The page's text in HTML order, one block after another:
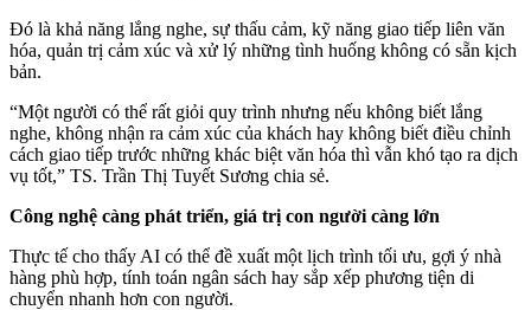
Đó là khả năng lắng nghe, sự thấu cảm, kỹ năng giao tiếp liên văn
hóa, quản trị cảm xúc và xử lý những tình huống không có sẵn kịch
bản.
“Một người có thể rất giỏi quy trình nhưng nếu không biết lắng
nghe, không nhận ra cảm xúc của khách hay không biết điều chỉnh
cách giao tiếp trước những khác biệt văn hóa thì vẫn khó tạo ra dịch
vụ tốt,” TS. Trần Thị Tuyết Sương chia sẻ.
Công nghệ càng phát triển, giá trị con người càng lớn
Thực tế cho thấy AI có thể đề xuất một lịch trình tối ưu, gợi ý nhà
hàng phù hợp, tính toán ngân sách hay sắp xếp phương tiện di
chuyển nhanh hơn con người.